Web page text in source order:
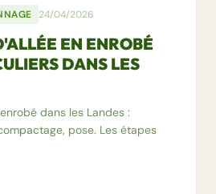
24/04/2026
EN ENROBÉ
DANS LES
dans les Landes :
pose. Les étapes